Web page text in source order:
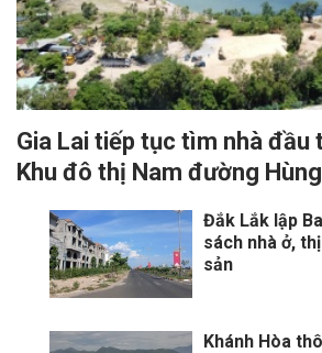
Gia Lai tiếp tục tìm nhà đầu
Khu đô thị Nam đường
Đắk Lắk lập
sách nhà ở,
sản
Khánh Hòa